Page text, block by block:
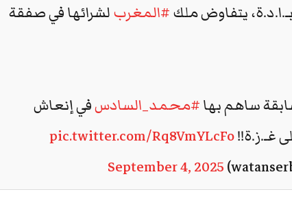
يتفاوض ملك#المغربلشرائها في صفقة
ساهم بها#محمد_السادسفي إنعاش
غـ.ز.ة!!pic.twitter.com/Rq8VmYLcFo
September 4, 2025